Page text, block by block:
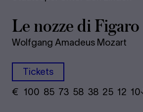
Le nozze di Fi­ga­ro
Wolfgang Amadeus Mozart
Tickets
€ ​ 100 85 73​ 58 38 25​ 12 10